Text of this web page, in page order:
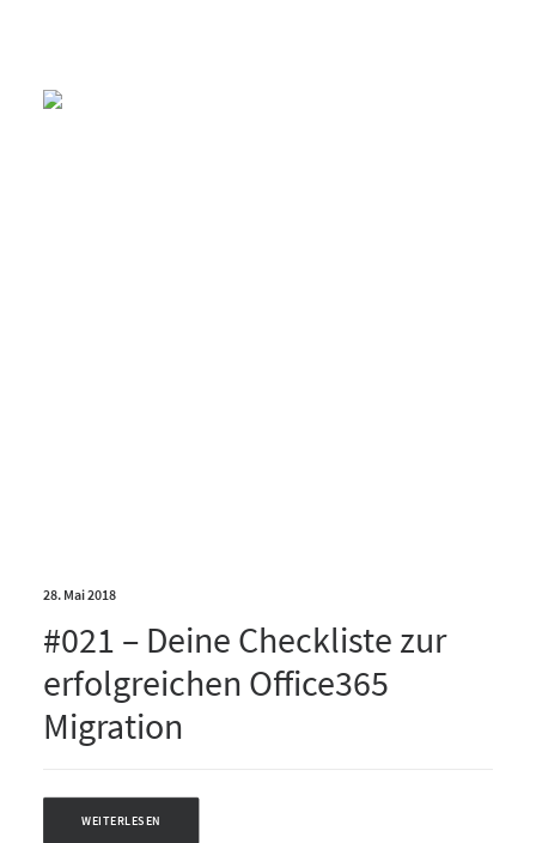
28. Mai 2018
#021 – Deine Checkliste zur
erfolgreichen Office365
Migration
WEITERLESEN